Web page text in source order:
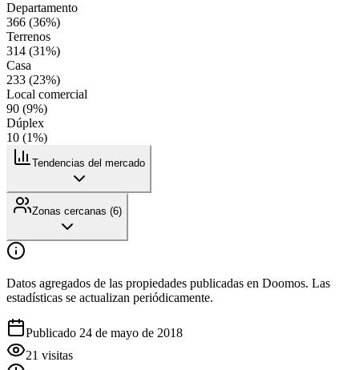
Departamento
366 (36%)
Terrenos
314 (31%)
Casa
233 (23%)
Local comercial
90 (9%)
Dúplex
10 (1%)
Tendencias del mercado
Zonas cercanas (6)
Datos agregados de las propiedades publicadas en Doomos. Las
estadísticas se actualizan periódicamente.
Publicado 24 de mayo de 2018
21 visitas